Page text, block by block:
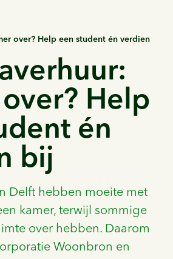
over? Help een student én verdien
Help
én
bij
Delft hebben moeite met
kamer, terwijl sommige
over hebben. Daarom
Woonbron en